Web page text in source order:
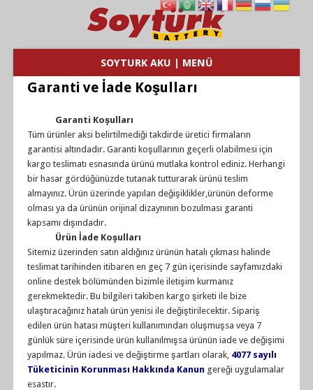
SOYTURK AKU | MENÜ
Garanti ve İade Koşulları
Garanti Koşulları
Tüm ürünler aksi belirtilmediği takdirde üretici firmaların
garantisi altındadır. Garanti koşullarının geçerli olabilmesi için
kargo teslimatı esnasında ürünü mutlaka kontrol ediniz. Herhangi
bir hasar gördüğünüzde tutanak tutturarak ürünü teslim
almayınız. Ürün üzerinde yapılan değişiklikler,ürünün deforme
olması ya da ürünün orijinal dizaynının bozulması garanti
kapsamı dışındadır.
Ürün İade Koşulları
Sitemiz üzerinden satın aldığınız ürünün hatalı çıkması halinde
teslimat tarihinden itibaren en geç 7 gün içerisinde sayfamızdaki
online destek bölümünden bizimle iletişim kurmanız
gerekmektedir. Bu bilgileri takiben kargo şirketi ile bize
ulaştıracağınız hatalı ürün yenisi ile değiştirilecektir. Sipariş
edilen ürün hatası müşteri kullanımından oluşmuşsa veya 7
günlük süre içerisinde ürün kullanılmışsa ürünün iade ve değişimi
yapılmaz. Ürün iadesi ve değiştirme şartları olarak, 4077 sayılı
Tüketicinin Korunması Hakkında Kanun gereği uygulamalar
esastır.